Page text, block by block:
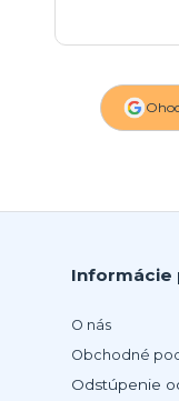
Informácie
O nás
Obchodné
Odstúpenie